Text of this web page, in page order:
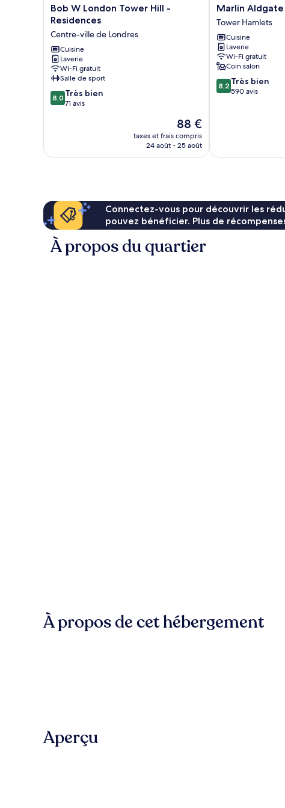
Bob
W
Tower
Hill
-
Residences
Centre-
ville
de
Bob W London Tower Hill -
Residences
Centre-ville de Londres
Cuisine
Laverie
Wi-Fi gratuit
Salle de sport
8.0
sur
8,0 Très bien
71 avis
Le
nouveau
prix
88 €
taxes et frais compris
24 août - 25 août
Marlin
Aldgate
Tower
Bridge
Tower
Hamlets
Marlin
Tower Hamlets
Cuisine
Laverie
Wi-Fi gratuit
Coin salon
8.2
sur
8,2 Très bien
590 avis
Connectez-vous pour découvrir les
pouvez bénéficier. Plus de
À propos du quartier
À propos de cet hébergement
Aperçu